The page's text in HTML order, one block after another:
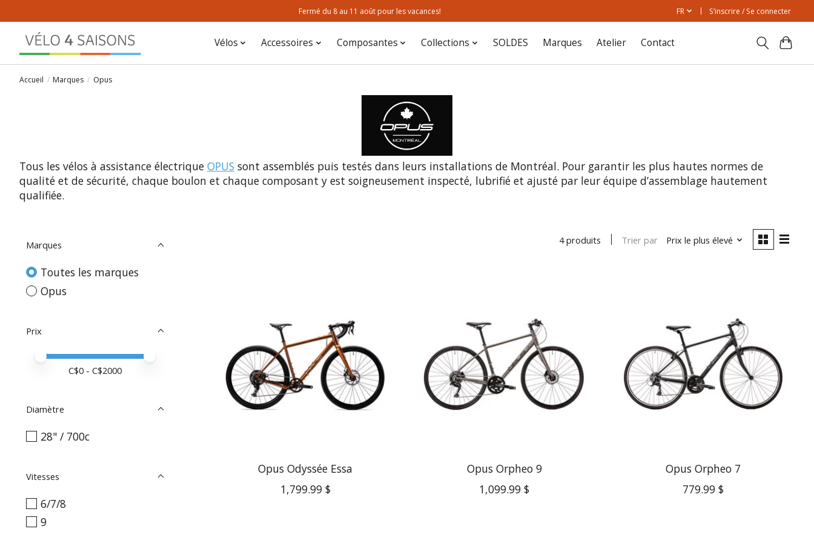
Fermé du 8 au 11 août pour les vacances! FR S’inscrire / Se connecter
Vélos Accessoires Composantes Collections SOLDES Marques Atelier Contact
Accueil / Marques / Opus
Tous les vélos à assistance électrique OPUS sont assemblés puis testés dans leurs installations de Montréal. Pour garantir les plus hautes normes de
qualité et de sécurité, chaque boulon et chaque composant y est soigneusement inspecté, lubrifié et ajusté par leur équipe d’assemblage hautement
qualifiée.
Marques
Toutes les marques
Opus
Prix
Prix minimum
Price maximum value
C$0 - C$2000
Diamètre
28" / 700c
Vitesses
6/7/8
9
4 produits Trier par Prix le plus élevé
Opus Odyssée Essa
1,799.99 $
Opus Orpheo 9
1,099.99 $
Opus Orpheo 7
779.99 $